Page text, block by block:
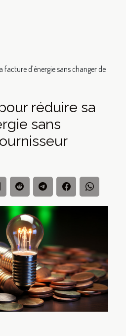
facture d'énergie sans changer de
réduire sa
sans